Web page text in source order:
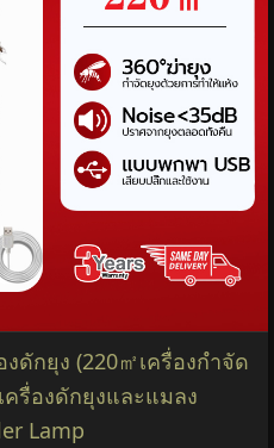
งดักยุง (220㎡เครื่องกำจัด
ครื่องดักยุงและแมลง
Lamp